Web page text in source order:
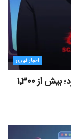
اخبار فوری
حمله هکرها به کیف پول سخت‌افزاری کلدکارد؛ بیش از ۱٬۳۰۰